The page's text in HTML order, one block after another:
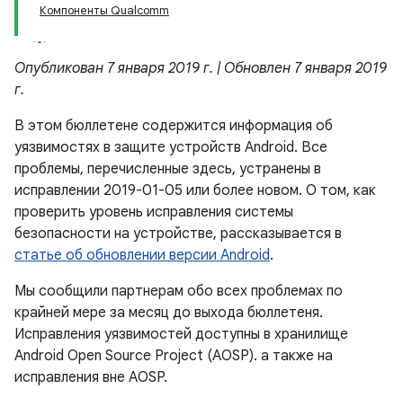
Компоненты Qualcomm
Опубликован 7 января 2019 г. | Обновлен 7 января 2019
г.
В этом бюллетене содержится информация об
уязвимостях в защите устройств Android. Все
проблемы, перечисленные здесь, устранены в
исправлении 2019-01-05 или более новом. О том, как
проверить уровень исправления системы
безопасности на устройстве, рассказывается в
статье об обновлении версии Android.
Мы сообщили партнерам обо всех проблемах по
крайней мере за месяц до выхода бюллетеня.
Исправления уязвимостей доступны в хранилище
Android Open Source Project (AOSP). а также на
исправления вне AOSP.